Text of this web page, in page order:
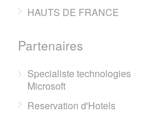
HAUTS DE FRANCE
Partenaires
Specialiste technologies
Microsoft
Reservation d'Hotels